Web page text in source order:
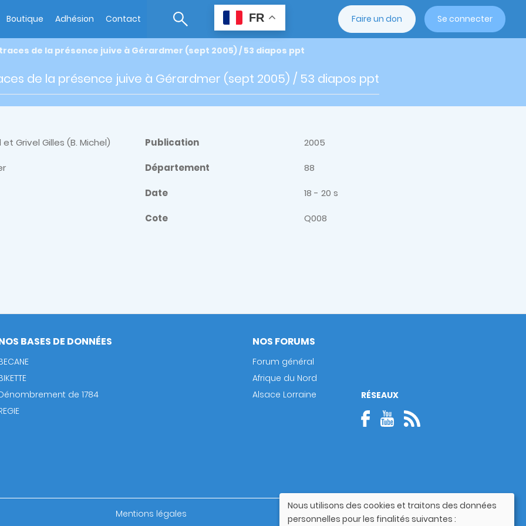
Boutique Adhésion Contact FR Faire un don Se connecter
de la présence juive à Gérardmer (sept 2005) / 53 diapos ppt
de la présence juive à Gérardmer (sept 2005) / 53 diapos ppt
Grivel Gilles (B. Michel) Publication 2005
Département 88
Date 18 - 20 s
Cote Q008
BASES DE DONNÉES
de 1784
NOS FORUMS
Forum général
Afrique du Nord
Alsace Lorraine
RÉSEAUX
bottom
Mentions légales Guide utilisateur
Utilisation
Nous utilisons des cookies et traitons des données
personnelles pour les finalités suivantes :